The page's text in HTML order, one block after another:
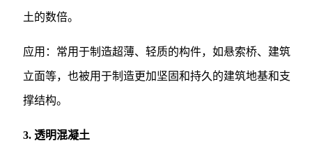
土的数倍。
应用：常用于制造超薄、轻质的构件，如悬索桥、建筑
立面等，也被用于制造更加坚固和持久的建筑地基和支
撑结构。
3. 透明混凝土